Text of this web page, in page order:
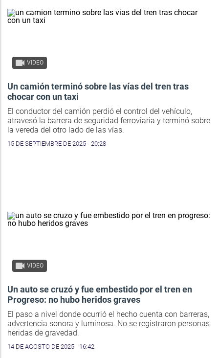
VIDEO
Un camión terminó sobre las vías del tren tras
chocar con un taxi
El conductor del camión perdió el control del vehículo,
atravesó la barrera de seguridad ferroviaria y terminó sobre
la vereda del otro lado de las vías.
15 DE SEPTIEMBRE DE 2025 - 20:28
VIDEO
Un auto se cruzó y fue embestido por el tren en
Progreso: no hubo heridos graves
El paso a nivel donde ocurrió el hecho cuenta con barreras,
advertencia sonora y luminosa. No se registraron personas
heridas de gravedad.
14 DE AGOSTO DE 2025 - 16:42